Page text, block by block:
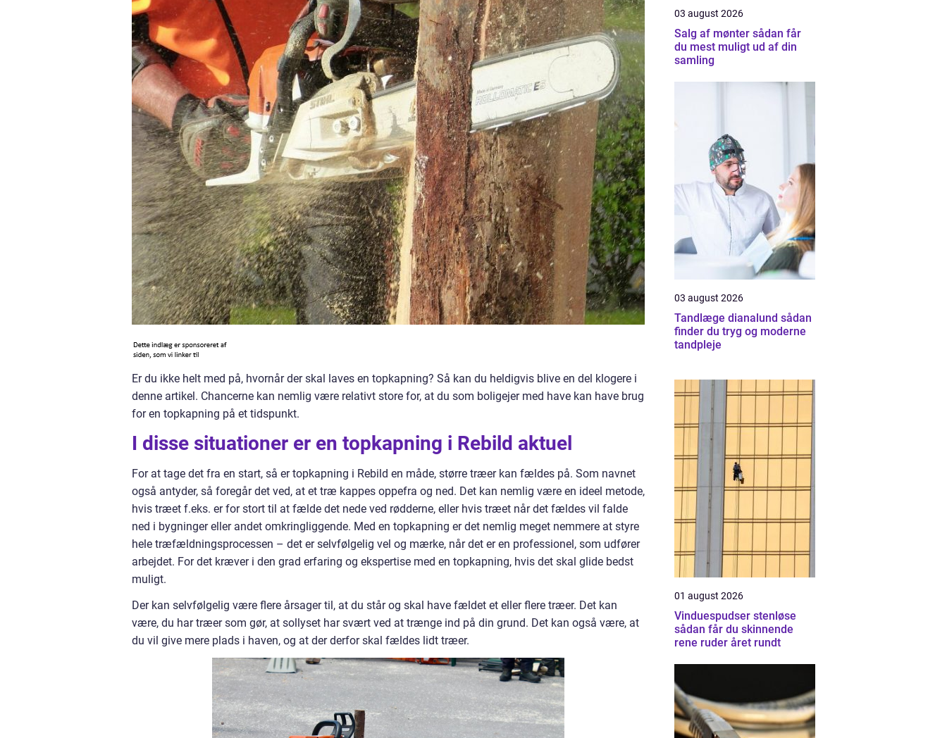
Er du ikke helt med på, hvornår der skal laves en topkapning? Så kan du heldigvis blive en del klogere i
denne artikel. Chancerne kan nemlig være relativt store for, at du som boligejer med have kan have brug
for en topkapning på et tidspunkt.
I disse situationer er en topkapning i Rebild aktuel
For at tage det fra en start, så er topkapning i Rebild en måde, større træer kan fældes på. Som navnet
også antyder, så foregår det ved, at et træ kappes oppefra og ned. Det kan nemlig være en ideel metode,
hvis træet f.eks. er for stort til at fælde det nede ved rødderne, eller hvis træet når det fældes vil falde
ned i bygninger eller andet omkringliggende. Med en topkapning er det nemlig meget nemmere at styre
hele træfældningsprocessen – det er selvfølgelig vel og mærke, når det er en professionel, som udfører
arbejdet. For det kræver i den grad erfaring og ekspertise med en topkapning, hvis det skal glide bedst
muligt.
Der kan selvfølgelig være flere årsager til, at du står og skal have fældet et eller flere træer. Det kan
være, du har træer som gør, at sollyset har svært ved at trænge ind på din grund. Det kan også være, at
du vil give mere plads i haven, og at der derfor skal fældes lidt træer.
03 august 2026
Salg af mønter sådan får
du mest muligt ud af din
samling
03 august 2026
Tandlæge dianalund sådan
finder du tryg og moderne
tandpleje
01 august 2026
Vinduespudser stenløse
sådan får du skinnende
rene ruder året rundt